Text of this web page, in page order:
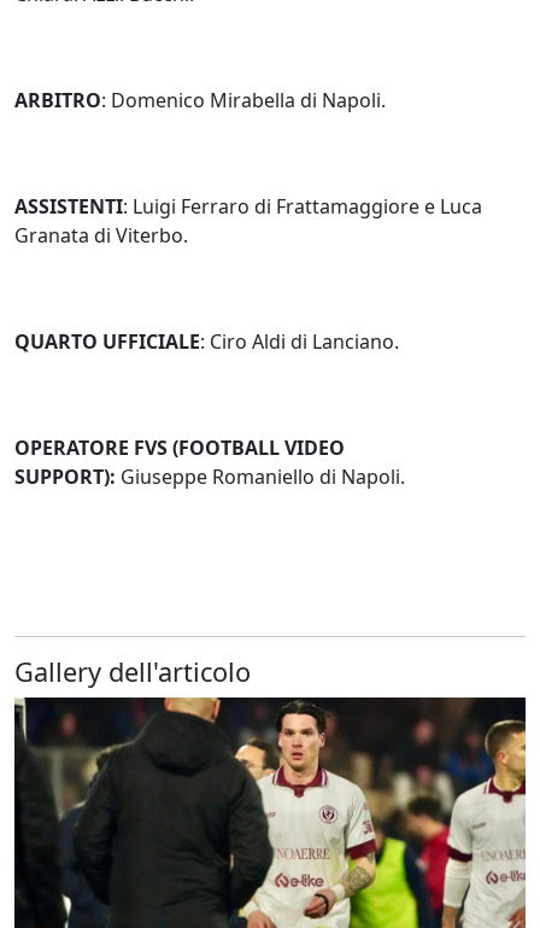
ARBITRO: Domenico Mirabella di Napoli.
ASSISTENTI: Luigi Ferraro di Frattamaggiore e Luca
Granata di Viterbo.
QUARTO UFFICIALE: Ciro Aldi di Lanciano.
OPERATORE FVS (FOOTBALL VIDEO
SUPPORT): Giuseppe Romaniello di Napoli.
Gallery dell'articolo